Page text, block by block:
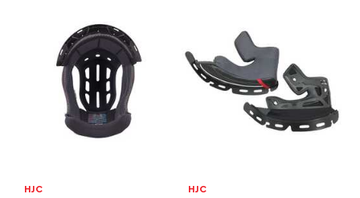
HJC
HJC